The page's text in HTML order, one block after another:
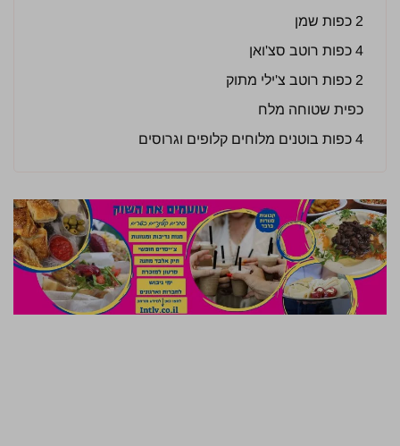
2 כפות שמן
4 כפות רוטב סצ'ואן
2 כפות רוטב צ'ילי מתוק
כפית שטוחה מלח
4 כפות בוטנים מלוחים קלופים וגרוסים